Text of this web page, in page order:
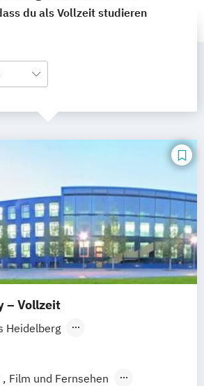
du als Vollzeit studieren
– Vollzeit
Heidelberg
Berlin
Film und Fernsehen